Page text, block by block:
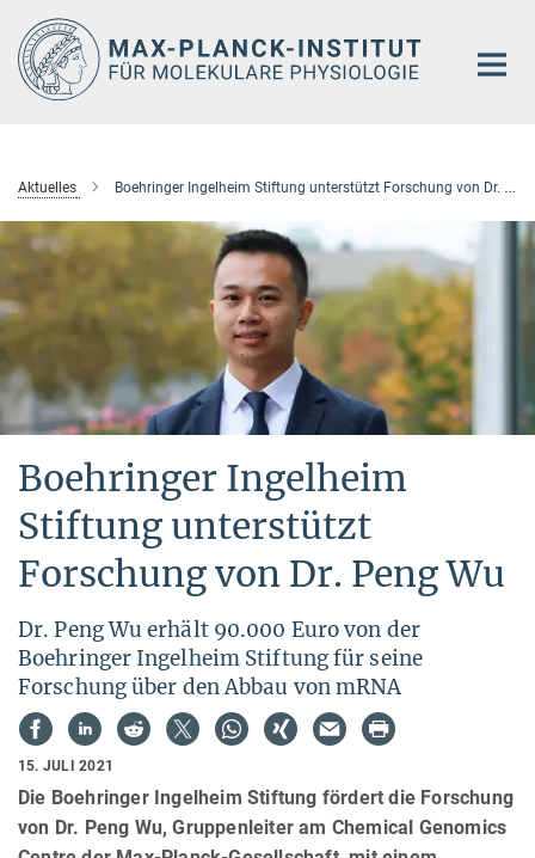
Hauptinhalt
Aktuelles Boehringer Ingelheim Stiftung unterstützt Forschung von Dr. Peng Wu
Boehringer Ingelheim
Stiftung unterstützt
Forschung von Dr. Peng Wu
Dr. Peng Wu erhält 90.000 Euro von der
Boehringer Ingelheim Stiftung für seine
Forschung über den Abbau von mRNA
15. JULI 2021
Die Boehringer Ingelheim Stiftung fördert die Forschung
von Dr. Peng Wu, Gruppenleiter am Chemical Genomics